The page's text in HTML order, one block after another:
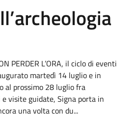
PERDER L’ORA, il ciclo di eventi
martedì 14 luglio e in
al prossimo 28 luglio fra
visite guidate, Signa porta in
una volta con du...